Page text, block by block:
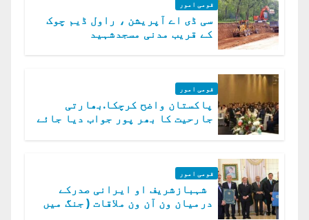
قومی امور
سی ڈی اے آپریشن ، راول ڈیم چوک
کے قریب مدنی مسجدشہید
قومی امور
پاکستان واضح کرچکا.بھارتی
جارحیت کا بھر پور جواب دیا جائے
قومی امور
شہبازشریف او ایرانی صدرکے
درمیان ون آن ون ملاقات ( جنگ میں